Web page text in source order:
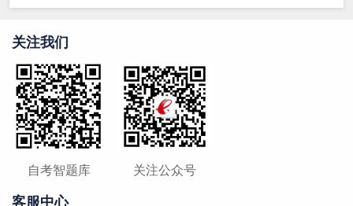
关注我们
自考智题库 关注公众号
客服中心